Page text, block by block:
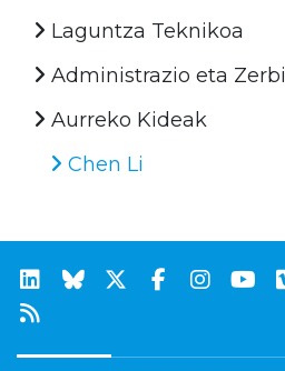
Laguntza Teknikoa
Administrazio eta
Aurreko Kideak
Chen Li